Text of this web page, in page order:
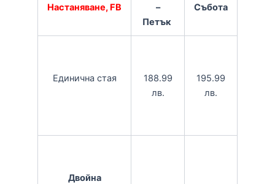
Настаняване, FВ
–
Петък
Събота
Единична стая
188.99
лв.
195.99
лв.
Двойна